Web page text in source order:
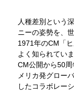
人種差別という
ニーの姿勢を、
1971年のCM「
よく知られていま
CM公開から50
メリカ発グロー
したコラボレー